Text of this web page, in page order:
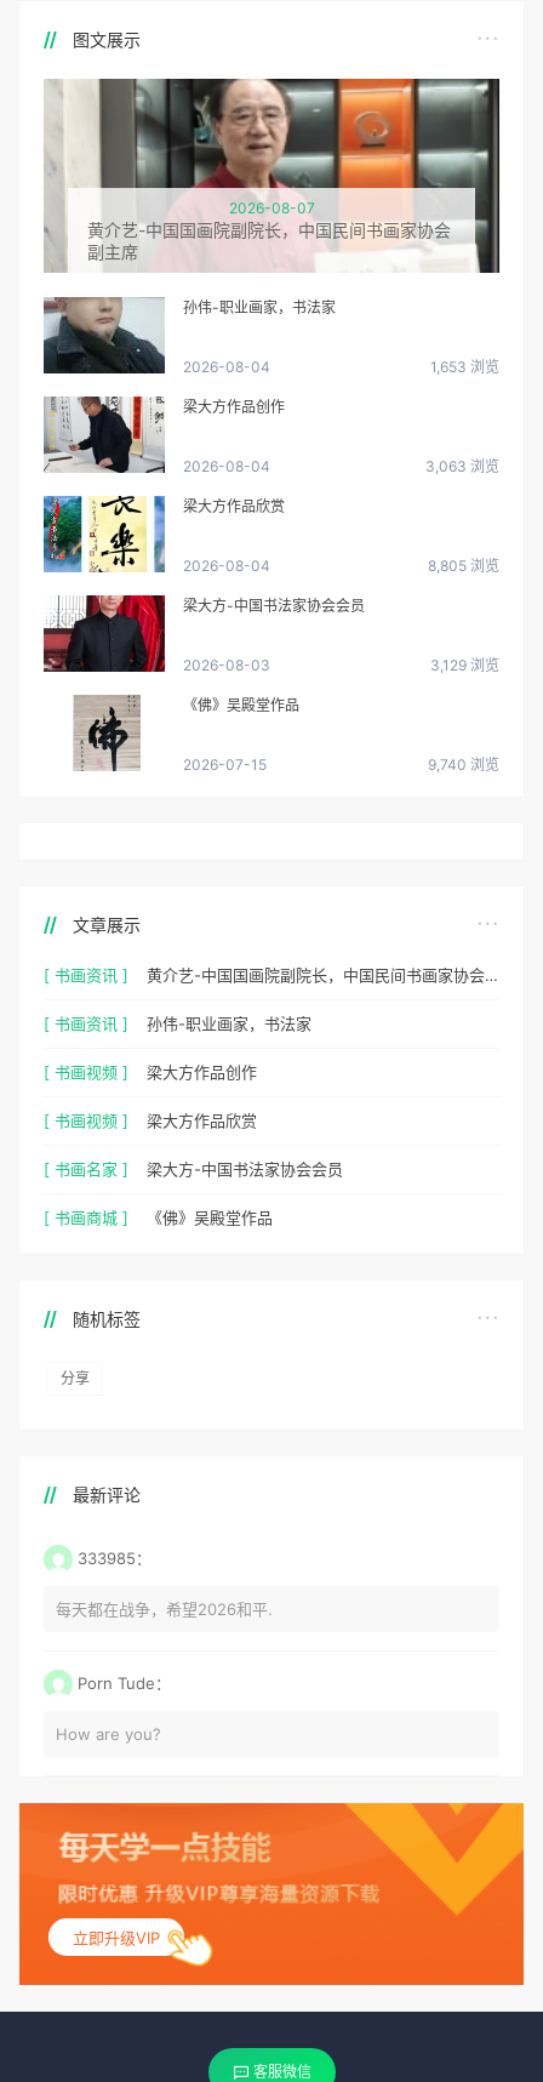
图文展示
2026-08-07
黄介艺-中国国画院副院长，中国民间书画家协会
副主席
孙伟-职业画家，书法家
2026-08-04 1,653 浏览
梁大方作品创作
2026-08-04 3,063 浏览
梁大方作品欣赏
2026-08-04 8,805 浏览
梁大方-中国书法家协会会员
2026-08-03 3,129 浏览
《佛》吴殿堂作品
2026-07-15 9,740 浏览
文章展示
[ 书画资讯 ] 黄介艺-中国国画院副院长，中国民间书画家协会副主席
[ 书画资讯 ] 孙伟-职业画家，书法家
[ 书画视频 ] 梁大方作品创作
[ 书画视频 ] 梁大方作品欣赏
[ 书画名家 ] 梁大方-中国书法家协会会员
[ 书画商城 ] 《佛》吴殿堂作品
随机标签
分享
最新评论
333985：
每天都在战争，希望2026和平.
Porn Tude：
How are you?
立即升级VIP
客服微信